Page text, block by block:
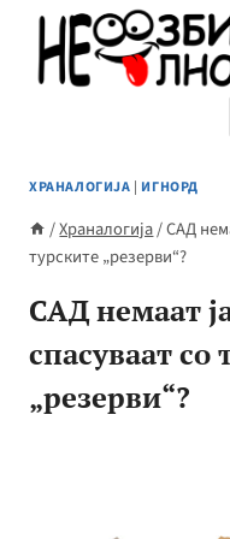
content
ХРАНАЛОГИЈА | ИГНОРД
/Храналогија/САД
турските „резерви“?
САД немаат
спасуваат со
„резерви“?